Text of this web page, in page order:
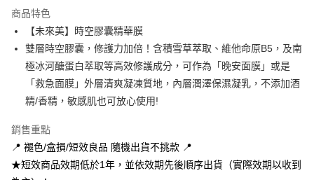
【「AFTEE先享後付」結帳流程】
１．於結帳方式選擇「AFTEE先享後付」後，將跳轉至「AFTEE先享後付」
結帳頁面，進行簡訊認證並確認金額後，即可完成結帳。
２．訂單成立數日內，您將收到繳費通知簡訊。
ATM／網路銀行／等多元方式進行付款，方視為交易完成。
※ 請注意：結帳手續完成當下不需立刻繳費，但若您需要取消訂單，請聯絡
購買商品的店家。未經商家同意取消之訂單仍視為有效，需透過AFTEE先享
後付繳納相關費用。
是否繳費成功／繳費後需取消欲退款等相關疑問，請聯繫「AFTEE先享後付
客戶支援中心」https://netprotections.freshdesk.com/support/home
【注意事項】
付款後全家取貨
每筆NT$100，滿NT$600(含以上)免運費
每筆NT$100，滿NT$600(含以上)免運費
7-11取貨付款
商品特色
【未來美】時空膠囊精華膜
雙層時空膠囊，修護力加倍！含積雪草萃取、維他命原B5，及南
極冰河醣蛋白萃取等高效修護成分，可作為「晚安面膜」或是
「救急面膜」外層清爽凝凍質地，內層潤澤保濕凝乳，不添加酒
精/香精，敏感肌也可放心使用!
銷售重點
📍 褪色/盒損/短效良品 隨機出貨不挑款 📍
★短效商品效期低於1年，並依效期先後順序出貨（實際效期以收到